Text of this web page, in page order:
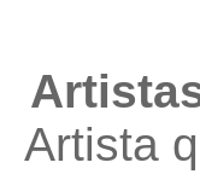
Artista